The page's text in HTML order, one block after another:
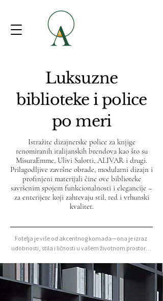
Luksuzne
biblioteke i police
po meri
Istražite dizajnerske police za knjige
renomiranih italijanskih brendova kao što su
MisuraEmme, Ulivi Salotti, ALIVAR i drugi.
Prilagodljive završne obrade, modularni dizajn i
profinjeni materijali čine ove biblioteke
savršenim spojem funkcionalnosti i elegancije –
za enterijere koji zahtevaju stil, red i vrhunski
kvalitet.
Fotelja je više od akcentnog komada—ona je izraz
udobnosti, stila i ličnosti u vašem životnom prostoru.
uživate u trenucima tihe luksuznosti, postajući
dragoceni saputnik u vašem domu.
U salonu Alba Dominante predstavljamo ekskluzivan